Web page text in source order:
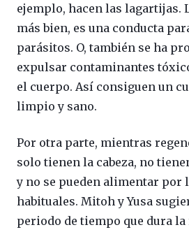
ejemplo, hacen las lagartijas.
más bien, es una conducta
parásitos. O, también se ha
expulsar contaminantes
el cuerpo. Así consiguen un
limpio y sano.
Por otra parte, mientras
solo tienen la cabeza, no
y no se pueden alimentar por
habituales. Mitoh y Yusa
periodo de tiempo que dura